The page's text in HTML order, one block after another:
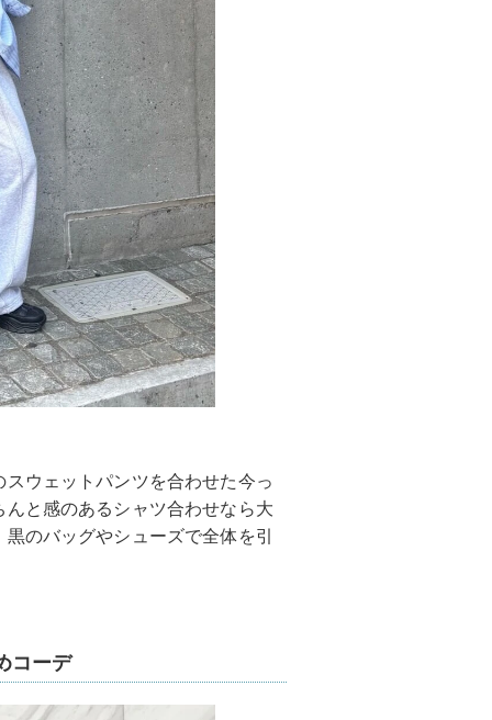
スウェットパンツを合わせた今っ
と感のあるシャツ合わせなら大
のバッグやシューズで全体を引
コーデ